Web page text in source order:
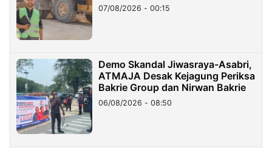
07/08/2026 - 00:15
Demo Skandal Jiwasraya-Asabri,
ATMAJA Desak Kejagung Periksa
Bakrie Group dan Nirwan Bakrie
06/08/2026 - 08:50